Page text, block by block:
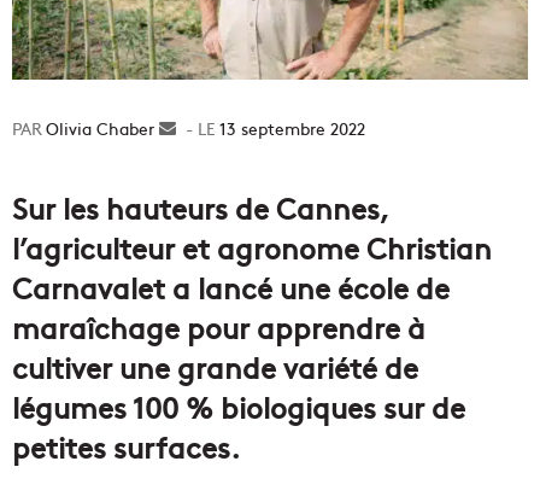
Olivia Chaber
Envoyer13 septembre 2022
Sur les hauteurs de Cannes,
l’agriculteur et agronome Christian
Carnavalet a lancé une école de
maraîchage pour apprendre à
cultiver une grande variété de
légumes 100 % biologiques sur de
petites surfaces.